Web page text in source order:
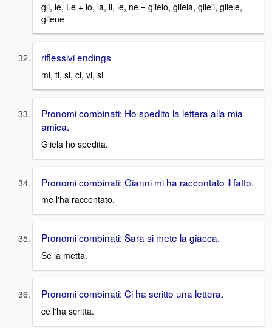
gli, le, Le + lo, la, li, le, ne = glielo, gliela, glieli, gliele,
gliene
riflessivi endings
mi, ti, si, ci, vi, si
Pronomi combinati: Ho spedito la lettera alla mia
amica.
Gliela ho spedita.
Pronomi combinati: Gianni mi ha raccontato il fatto.
me l'ha raccontato.
Pronomi combinati: Sara si mete la giacca.
Se la metta.
Pronomi combinati: Ci ha scritto una lettera.
ce l'ha scritta.